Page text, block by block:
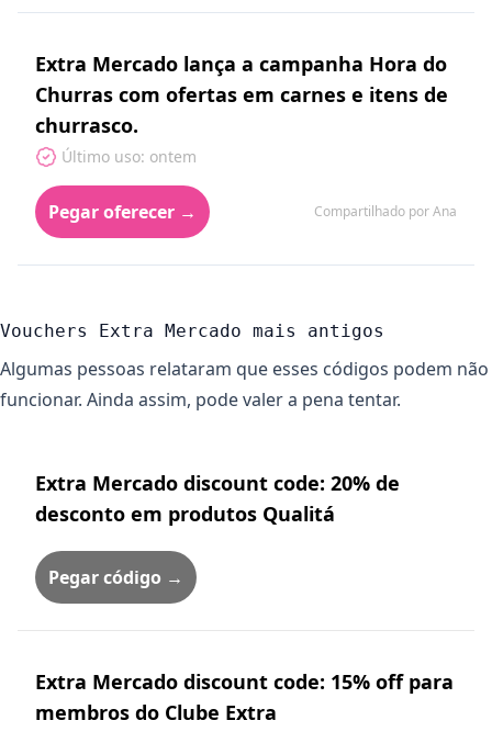
Extra Mercado lança a campanha Hora do
Churras com ofertas em carnes e itens de
churrasco.
Último uso: ontem
Pegar oferecer → Compartilhado por Ana
Vouchers Extra Mercado mais antigos
Algumas pessoas relataram que esses códigos podem não
funcionar. Ainda assim, pode valer a pena tentar.
Extra Mercado discount code: 20% de
desconto em produtos Qualitá
Pegar código →
Extra Mercado discount code: 15% off para
membros do Clube Extra